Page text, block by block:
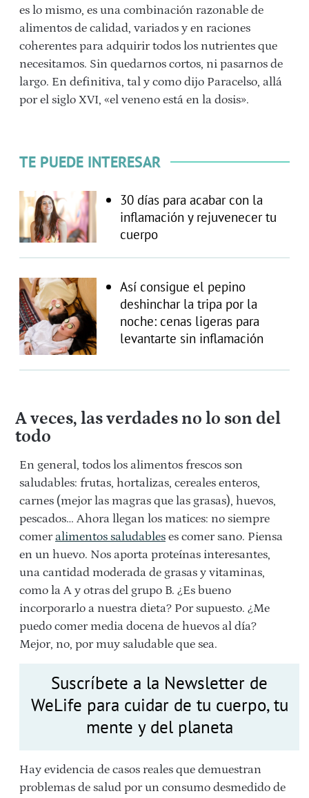
es lo mismo, es una combinación razonable de
alimentos de calidad, variados y en raciones
coherentes para adquirir todos los nutrientes que
necesitamos. Sin quedarnos cortos, ni pasarnos de
largo. En definitiva, tal y como dijo Paracelso, allá
por el siglo XVI, «el veneno está en la dosis».
TE PUEDE INTERESAR
30 días para acabar con la
inflamación y rejuvenecer tu
cuerpo
Así consigue el pepino
deshinchar la tripa por la
noche: cenas ligeras para
levantarte sin inflamación
A veces, las verdades no lo son del
todo
En general, todos los alimentos frescos son
saludables: frutas, hortalizas, cereales enteros,
carnes (mejor las magras que las grasas), huevos,
pescados… Ahora llegan los matices: no siempre
comeralimentos saludables es comer sano. Piensa
en un huevo. Nos aporta proteínas interesantes,
una cantidad moderada de grasas y vitaminas,
como la A y otras del grupo B. ¿Es bueno
incorporarlo a nuestra dieta? Por supuesto. ¿Me
puedo comer media docena de huevos al día?
Mejor, no, por muy saludable que sea.
Suscríbete a la Newsletter de
WeLife para cuidar de tu cuerpo, tu
mente y del planeta
Hay evidencia de casos reales que demuestran
problemas de salud por un consumo desmedido de